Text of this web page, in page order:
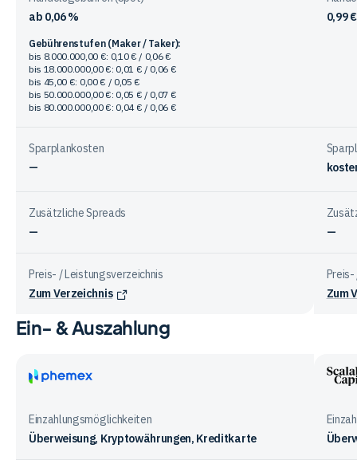
ab 0,06 %
Gebührenstufen (Maker / Taker):
bis 8.000.000,00 €: 0,10 € / 0,06 €
bis 18.000.000,00 €: 0,01 € / 0,06 €
bis 45,00 €: 0,00 € / 0,05 €
bis 50.000.000,00 €: 0,05 € / 0,07 €
bis 80.000.000,00 €: 0,04 € / 0,06 €
0,99 €
Sparplankosten
—
Zusätzliche Spreads
—
—
Preis- / Leistungsverzeichnis
Zum Verzeichnis
Preis-
Zum
Vergleichstabelle
bei
Anbietern
Ein- & Auszahlung
Einzahlungsmöglichkeiten
Überweisung, Kryptowährungen, Kreditkarte